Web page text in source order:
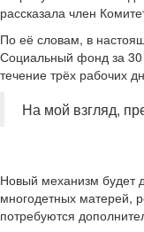
рассказала член
По её словам, в
Социальный фонд за 30
течение трёх рабочих
На мой взгляд,
Новый механизм будет
многодетных матерей,
потребуются